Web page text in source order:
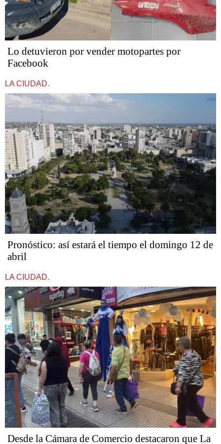
Lo detuvieron por vender motopartes por
Facebook
LA CIUDAD.
Pronóstico: así estará el tiempo el domingo 12 de
abril
LA CIUDAD.
Desde la Cámara de Comercio destacaron que La